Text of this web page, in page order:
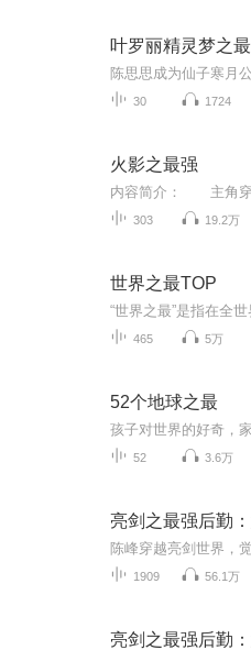
叶罗丽精灵梦之
30 1724
火影之最强
303 19.2万
世界之最TOP
465 5万
52个地球之最
52 3.6万
亮剑之最强后勤
1909 56.1万
亮剑之最强后勤